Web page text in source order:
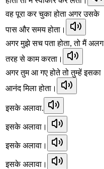
वह पूरा कर चुका होता अगर उसके
पास और समय होता।
अगर मुझे सच पता होता, तो मैं अलग
तरह से काम करता।
अगर तुम आ गए होते तो तुम्हें इसका
आनंद मिला होता।
इसके अलावा.
इसके अलावा।
इसके अलावा।
इसके अलावा।